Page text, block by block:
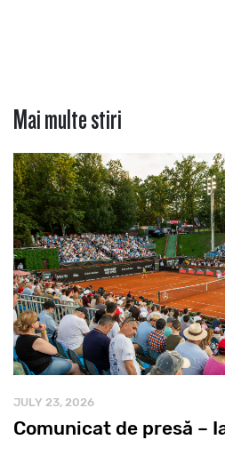
Mai multe stiri
JULY 23, 2026
Comunicat de presă –